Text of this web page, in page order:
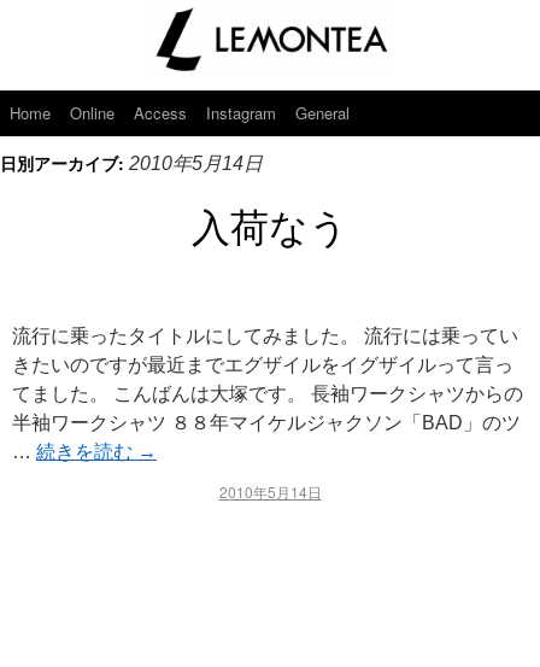
Home Online Access Instagram General
日別アーカイブ: 2010年5月14日
入荷なう
流行に乗ったタイトルにしてみました。 流行には乗ってい
きたいのですが最近までエグザイルをイグザイルって言っ
てました。 こんばんは大塚です。 長袖ワークシャツからの
半袖ワークシャツ ８８年マイケルジャクソン「BAD」のツ
… 続きを読む →
2010年5月14日